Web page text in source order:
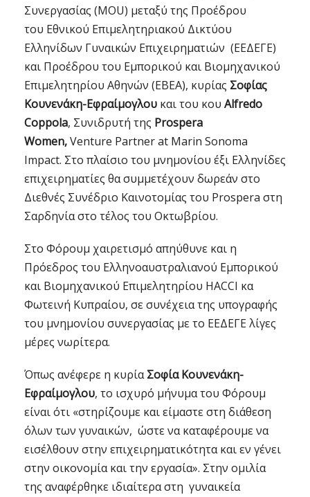
Συνεργασίας (MOU) μεταξύ της Προέδρου
του Εθνικού Επιμελητηριακού Δικτύου
Ελληνίδων Γυναικών Επιχειρηματιών (ΕΕΔΕΓΕ)
και Προέδρου του Εμπορικού και Βιομηχανικού
Επιμελητηρίου Αθηνών (EBEA), κυρίας Σοφίας
Κουνενάκη-Εφραίμογλου και του κου Alfredo
Coppola, Συνιδρυτή της Prospera
Women,Venture Partner at Marin Sonoma
Impact. Στο πλαίσιο του μνημονίου έξι Ελληνίδες
επιχειρηματίες θα συμμετέχουν δωρεάν στο
Διεθνές Συνέδριο Καινοτομίας του Prospera στη
Σαρδηνία στο τέλος του Οκτωβρίου.
Στο Φόρουμ χαιρετισμό απηύθυνε και η
Πρόεδρος του Ελληνοαυστραλιανού Εμπορικού
και Βιομηχανικού Επιμελητηρίου HACCI κα
Φωτεινή Κυπραίου, σε συνέχεια της υπογραφής
του μνημονίου συνεργασίας με το ΕΕΔΕΓΕ λίγες
μέρες νωρίτερα.
Όπως ανέφερε η κυρίαΣοφία Κουνενάκη-
Εφραίμογλου, το ισχυρό μήνυμα του Φόρουμ
είναι ότι «στηρίζουμε και είμαστε στη διάθεση
όλων των γυναικών, ώστε να καταφέρουμε να
εισέλθουν στην επιχειρηματικότητα και εν γένει
στην οικονομία και την εργασία». Στην ομιλία
της αναφέρθηκε ιδιαίτερα στη γυναικεία